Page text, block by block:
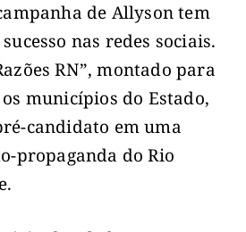
de Allyson tem
nas redes sociais.
RN”, montado para
municípios do Estado,
candidato em uma
propaganda do Rio